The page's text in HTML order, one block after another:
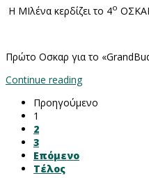
Η ΜΙλένα κερδίζει το 4ο
Πρώτο Οσκαρ για το «Grand
Continue reading
Προηγούμενο
1
2
3
Επόμενο
Τέλος